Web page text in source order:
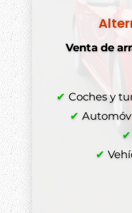
Venta de
✔ Coches y
✔
✔
✔